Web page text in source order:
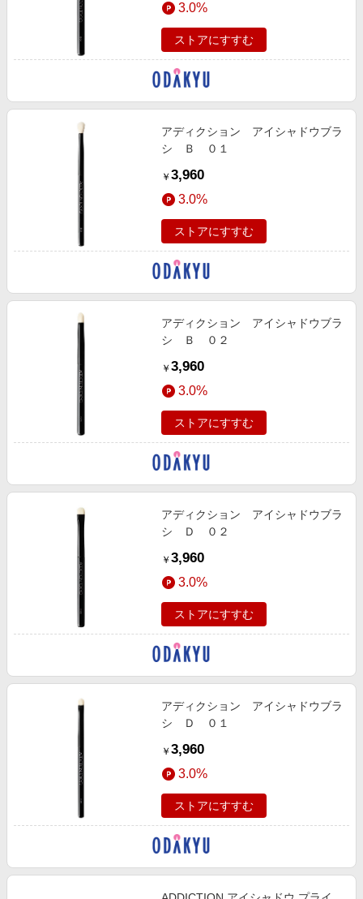
3.0%
ストアにすすむ
アディクション アイシャドウブラ
シ Ｂ ０１
￥ 3,960
3.0%
ストアにすすむ
アディクション アイシャドウブラ
シ Ｂ ０２
￥ 3,960
3.0%
ストアにすすむ
アディクション アイシャドウブラ
シ Ｄ ０２
￥ 3,960
3.0%
ストアにすすむ
アディクション アイシャドウブラ
シ Ｄ ０１
￥ 3,960
3.0%
ストアにすすむ